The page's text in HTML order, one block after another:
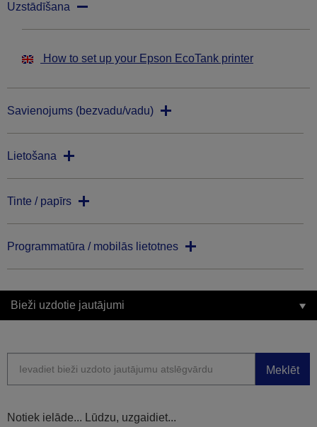
Uzstādīšana
How to set up your Epson EcoTank printer
Savienojums (bezvadu/vadu)
Lietošana
Tinte / papīrs
Programmatūra / mobilās lietotnes
Bieži uzdotie jautājumi
Meklēt
Notiek ielāde... Lūdzu, uzgaidiet...